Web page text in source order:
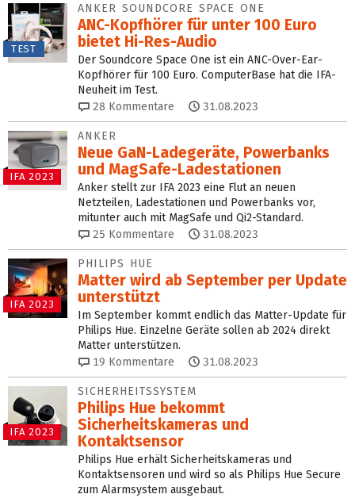
TEST
ANKER SOUNDCORE SPACE ONE
ANC-Kopfhörer für unter 100 Euro
bietet Hi-Res-Audio
Der Soundcore Space One ist ein ANC-Over-Ear-
Kopfhörer für 100 Euro. ComputerBase hat die IFA-
Neuheit im Test.
28 Kommentare 31.08.2023
IFA 2023
ANKER
Neue GaN-Ladegeräte, Powerbanks
und MagSafe-Ladestationen
Anker stellt zur IFA 2023 eine Flut an neuen
Netzteilen, Ladestationen und Powerbanks vor,
mitunter auch mit MagSafe und Qi2-Standard.
25 Kommentare 31.08.2023
IFA 2023
PHILIPS HUE
Matter wird ab September per Update
unterstützt
Im September kommt endlich das Matter-Update für
Philips Hue. Einzelne Geräte sollen ab 2024 direkt
Matter unterstützen.
19 Kommentare 31.08.2023
IFA 2023
SICHERHEITSSYSTEM
Philips Hue bekommt
Sicherheitskameras und
Kontaktsensor
Philips Hue erhält Sicherheitskameras und
Kontaktsensoren und wird so als Philips Hue Secure
zum Alarmsystem ausgebaut.